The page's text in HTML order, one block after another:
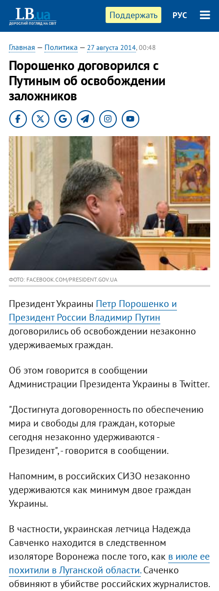
Поддержать РУС
Главная — Политика — 27 августа 2014, 00:48
Порошенко договорился с
Путиным об освобождении
заложников
ФОТО: FACEBOOK.COM/PRESIDENT.GOV.UA
Президент Украины Петр Порошенко и
Президент России Владимир Путин
договорились об освобождении незаконно
удерживаемых граждан.
Об этом говорится в сообщении
Администрации Президента Украины в Twitter.
"Достигнута договоренность по обеспечению
мира и свободы для граждан, которые
сегодня незаконно удерживаются -
Президент", - говорится в сообщении.
Напомним, в российских СИЗО незаконно
удерживаются как минимум двое граждан
Украины.
В частности, украинская летчица Надежда
Савченко находится в следственном
изоляторе Воронежа после того, как в июле ее
похитили в Луганской области.Саченко
обвиняют в убийстве российских журналистов.